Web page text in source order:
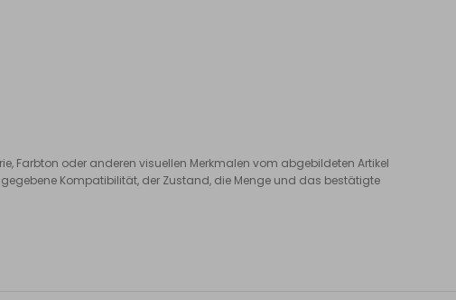
Farbton oder anderen visuellen Merkmalen vom abgebildeten Artikel
Kompatibilität, der Zustand, die Menge und das bestätigte